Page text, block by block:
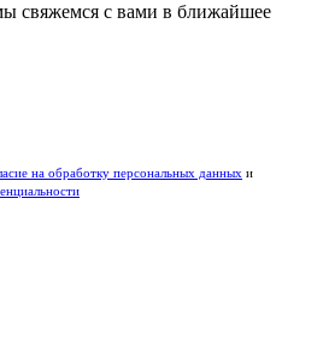
свяжемся с вами в ближайшее
на обработку персональных данных и